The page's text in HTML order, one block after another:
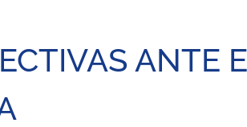
ANTE